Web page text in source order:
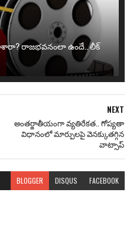
చూశారా? రాజభవనంలా ఉందే.. లీక్
NEXT
అంతర్జాతీయంగా వ్యతిరేకత.. గోప్యతా
విధానంలో మార్పులపై వెనక్కుతగ్గిన
వాట్సాప్
BLOGGER DISQUS FACEBOOK